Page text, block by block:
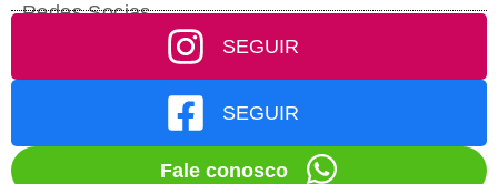
Redes Socias
SEGUIR
SEGUIR
Fale conosco